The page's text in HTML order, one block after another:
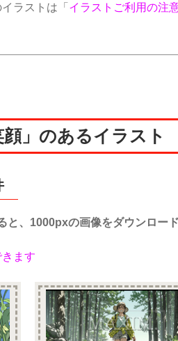
ラストは「 イラストご利用の注
」のあるイラスト
、1000pxの画像をダウンロード
ます